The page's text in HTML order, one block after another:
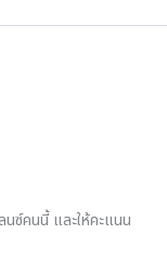
นซ์คนนี้ และให้คะแนน